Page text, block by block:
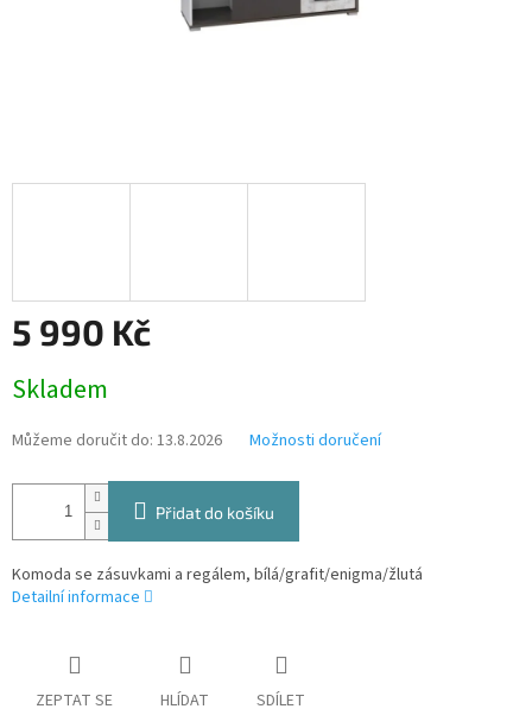
5 990 Kč
cena:
Skladem
Můžeme doručit do: 13.8.2026 Možnosti doručení
Přidat do košíku
Komoda se zásuvkami a regálem, bílá/grafit/enigma/žlutá
Detailní informace
ZEPTAT SE HLÍDAT SDÍLET